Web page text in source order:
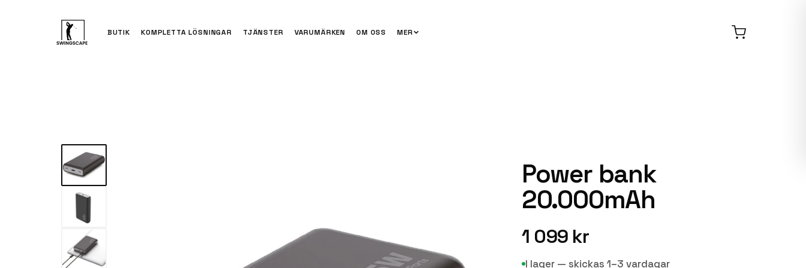
BUTIK KOMPLETTA LÖSNINGAR TJÄNSTER VARUMÄRKEN OM OSS MER
Power bank
20.000mAh
1 099 kr
I lager — skickas 1–3 vardagar